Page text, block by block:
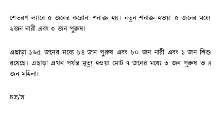
শেভরণ ল্যাবে ৫ জনের করোনা শনাক্ত হয়। নতুন শনাক্ত হওয়া ৫ জনের মধ্যে
২জন নারী এবং ৩ জন পুরুষ।
এছাড়া ১৬৫ জনের মধ্যে ৮৪ জন পুরুষ এবং ৮০ জন নারী এবং ১ জন শিশু
রয়েছে। এছাড়া এখন পর্যন্ত মৃত্যু হওয়া মোট ৭ জনের মধ্যে ৩ জন পুরুষ ও ৪
জন মহিলা।
চস/স